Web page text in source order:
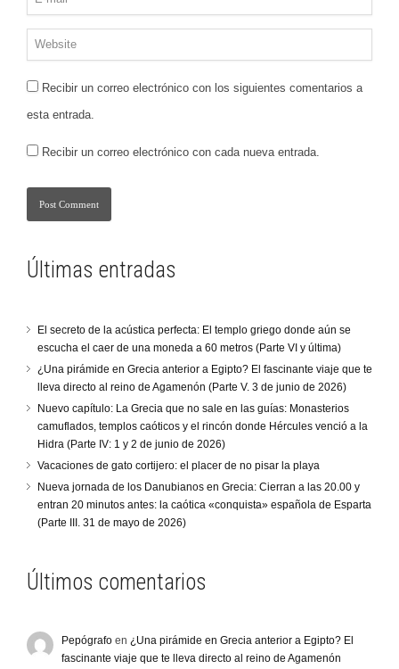
Recibir un correo electrónico con los siguientes comentarios a
esta entrada.
Recibir un correo electrónico con cada nueva entrada.
Últimas entradas
El secreto de la acústica perfecta: El templo griego donde aún se
escucha el caer de una moneda a 60 metros (Parte VI y última)
¿Una pirámide en Grecia anterior a Egipto? El fascinante viaje que te
lleva directo al reino de Agamenón (Parte V. 3 de junio de 2026)
Nuevo capítulo: La Grecia que no sale en las guías: Monasterios
camuflados, templos caóticos y el rincón donde Hércules venció a la
Hidra (Parte IV: 1 y 2 de junio de 2026)
Vacaciones de gato cortijero: el placer de no pisar la playa
Nueva jornada de los Danubianos en Grecia: Cierran a las 20.00 y
entran 20 minutos antes: la caótica «conquista» española de Esparta
(Parte III. 31 de mayo de 2026)
Últimos comentarios
Pepógrafo en ¿Una pirámide en Grecia anterior a Egipto? El
fascinante viaje que te lleva directo al reino de Agamenón